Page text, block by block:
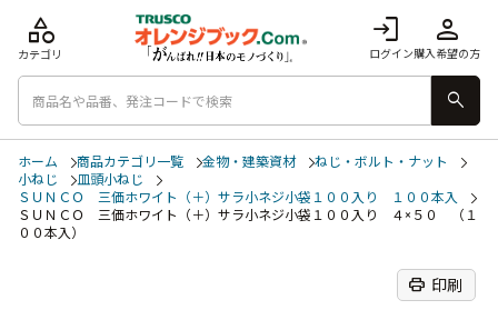
login
ログイン
person
購入希望の方
category
カテゴリ
search
ホーム 商品カテゴリ一覧 金物・建築資材
ねじ・ボルト・ナット
小ねじ
皿頭小ねじ
ＳＵＮＣＯ 三価ホワイト（＋）サラ小ネジ小袋１００入り １００本入
ＳＵＮＣＯ 三価ホワイト（＋）サラ小ネジ小袋１００入り ４×５０ （１
００本入）
print 印刷